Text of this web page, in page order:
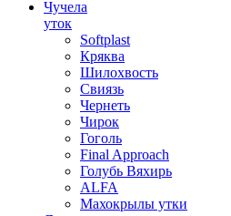
Чучела
уток
Softplast
Кряква
Шилохвость
Свиязь
Чернеть
Чирок
Гоголь
Final Approach
Голубь Вяхирь
ALFA
Махокрылы утки